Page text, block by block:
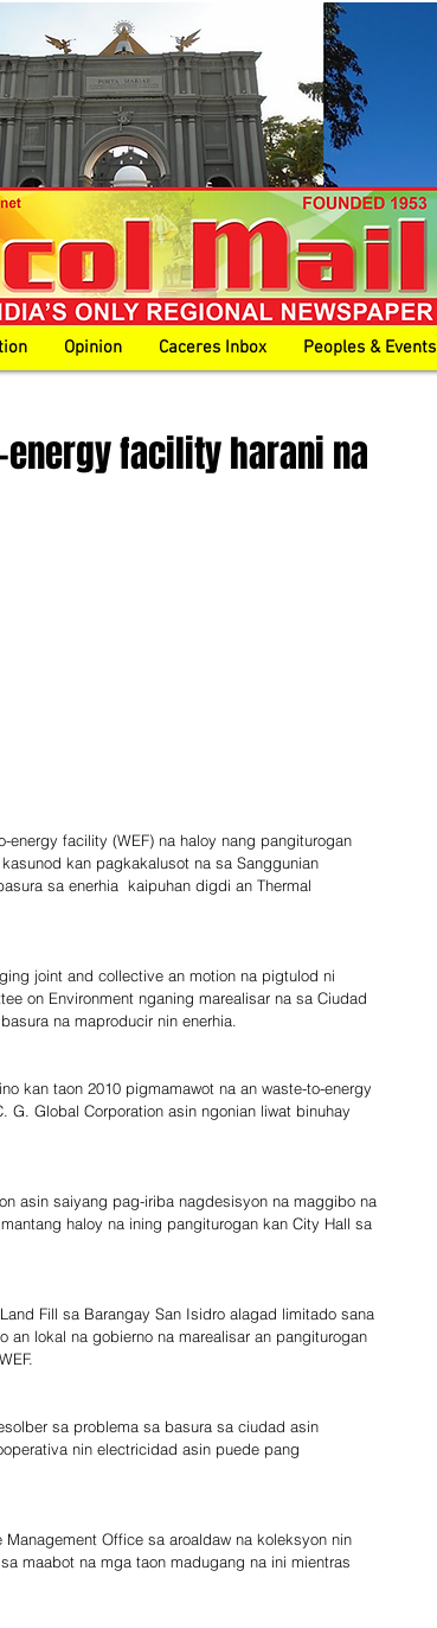
Opinion Caceres Inbox Peoples & Events
facility harani na
energy facility (WEF) na haloy nang pangiturogan
kan pagkakalusot na sa Sanggunian
sa enerhia  kaipuhan digdi an Thermal
joint and collective an motion na pigtulod ni
on Environment nganing marealisar na sa Ciudad
na maproducir nin enerhia.
kan taon 2010 pigmamawot na an waste-to-energy
Global Corporation asin ngonian liwat binuhay
asin saiyang pag-iriba nagdesisyon na maggibo na
haloy na ining pangiturogan kan City Hall sa
Fill sa Barangay San Isidro alagad limitado sana
lokal na gobierno na marealisar an pangiturogan
sa problema sa basura sa ciudad asin
nin electricidad asin puede pang
Office sa aroaldaw na koleksyon nin
maabot na mga taon madugang na ini mientras